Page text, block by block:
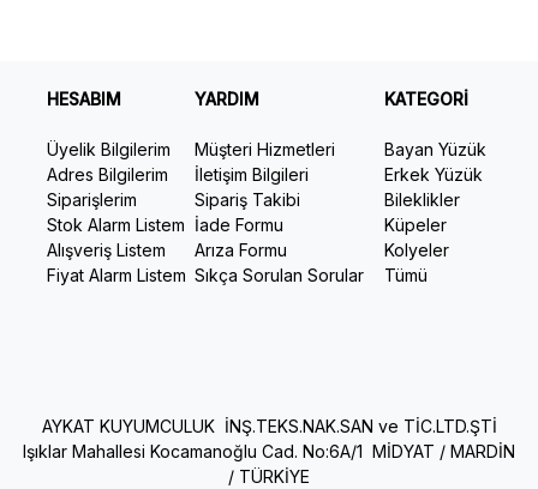
HESABIM
Üyelik Bilgilerim
Adres Bilgilerim
Siparişlerim
Stok Alarm Listem
Alışveriş Listem
Fiyat Alarm Listem
YARDIM
Müşteri Hizmetleri
İletişim Bilgileri
Sipariş Takibi
İade Formu
Arıza Formu
Sıkça Sorulan Sorular
KATEGORİ
Bayan Yüzük
Erkek Yüzük
Bileklikler
Küpeler
Kolyeler
Tümü
AYKAT KUYUMCULUK İNŞ.TEKS.NAK.SAN ve TİC.LTD.ŞTİ
Işıklar Mahallesi Kocamanoğlu Cad. No:6A/1 MİDYAT / MARDİN
/ TÜRKİYE